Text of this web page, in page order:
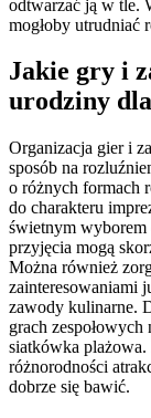
odtwarzać ją w tle.
mogłoby utrudniać
Jakie gry i
urodziny
Organizacja gier i
sposób na
o różnych formach
do charakteru
świetnym wyborem
przyjęcia mogą
Można również
zainteresowaniami
zawody kulinarne.
grach
siatkówka plażowa.
różnorodności
dobrze się bawić.